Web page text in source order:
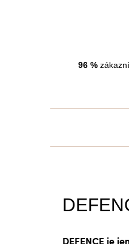
96 %
DEFENCE je